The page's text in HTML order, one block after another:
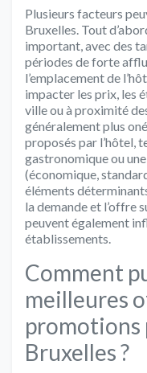
Plusieurs facteurs
Bruxelles. Tout
important, avec des
périodes de forte
l’emplacement de
impacter les prix, les
ville ou à proximité
généralement plus
proposés par l’hôtel,
gastronomique ou
(économique,
éléments
la demande et l’offre
peuvent également
établissements.
Comment
meilleures
promotions
Bruxelles ?